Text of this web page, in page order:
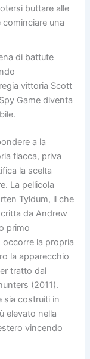
buttare alle
una
di battute
vittoria Scott
Game diventa
a la
fiacca, priva
la scelta
La pellicola
Tyldum, il che
da Andrew
primo
la propria
la apparecchio
tratto dal
(2011).
sia costruiti in
elevato nella
vincendo